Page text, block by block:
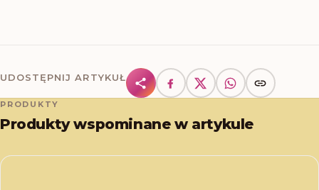
UDOSTĘPNIJ ARTYKUŁ
PRODUKTY
Produkty wspominane w artykule